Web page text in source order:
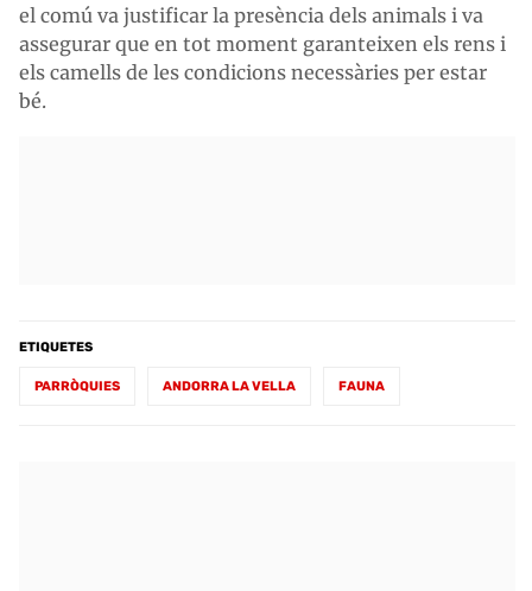
el comú va justificar la presència dels animals i va
assegurar que en tot moment garanteixen els rens i
els camells de les condicions necessàries per estar
bé.
ETIQUETES
PARRÒQUIES ANDORRA LA VELLA FAUNA